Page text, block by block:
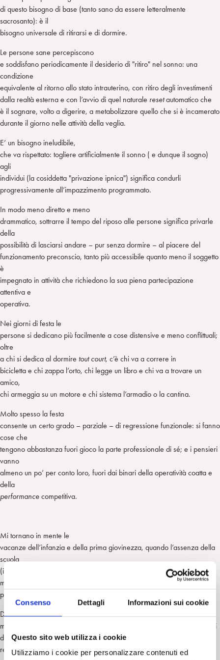
Consenso Dettagli Informazioni sui cookie
Questo sito web utilizza i cookie
Utilizziamo i cookie per personalizzare contenuti ed
di questo bisogno di base (tanto sano da essere letteralmente
sacrosanto): è il
bisogno universale di ritirarsi e di dormire.
Le persone sane percepiscono
e soddisfano periodicamente il desiderio di "ritiro" nel sonno: una
condizione
equivalente al ritorno allo stato intrauterino, con ritiro degli investimenti
dalla realtà esterna e con l’avvio di quel naturale resetautomatico che
è il sognare, volto a digerire, a metabolizzare quello che si è incamerato
durante il giorno nelle attività della veglia.
E’ un bisogno ineludibile,
che va rispettato: togliere artificialmente il sonno ( e dunque il sogno)
agli
individui (la cosiddetta "privazione ipnica") significa condurli
progressivamente all’impazzimento programmato.
In modo meno diretto e meno
drammatico, sottrarre il tempo del riposo alle persone significa privarle
della
possibilità di lasciarsi andare – pur senza dormire – al piacere del
funzionamento preconscio, tanto più accessibile quanto meno il soggetto
è
impegnato in attività che richiedono la sua piena partecipazione
attentiva e
operativa.
Nei giorni di festa le
persone si dedicano più facilmente a cose distensive e meno conflittuali;
oltre
a chi si dedica al dormire tout court, c’è chi va a correre in
bicicletta e chi zappa l’orto, chi legge un libro e chi va a trovare un
amico,
chi armeggia su un motore e chi sistema l’armadio o la cantina.
Molto spesso la festa
consente un certo grado – parziale – di regressione funzionale: si fanno
cose che
tengono abbastanza fuori gioco la parte professionale di sé; e i pensieri
vanno
almeno un po’ per conto loro, fuori dai binari della operatività coatta e
della
performance competitiva.
Mi tornano in mente le
vacanze dell’infanzia e della prima giovinezza, quando l’assenza della
scuola
(il nostro lavoro di bambini e di ragazzi) generava senza sforzo
mattinate e
pomeriggi senza tempo.
Da piccoli si perdevano (o
meglio, si guadagnavano) ore e ore a fare quello che ci pareva, astratti
dalla
realtà e assorti con profonda concentrazione: leggere giornalini,